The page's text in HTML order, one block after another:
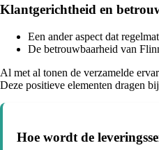
Klantgerichtheid en
Een ander aspect dat
De betrouwbaarheid van
Al met al tonen de verzamelde
Deze positieve elementen dragen
Hoe wordt de